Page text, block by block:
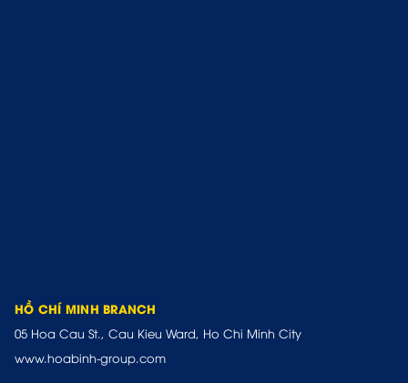
HỒ CHÍ MINH BRANCH
05 Hoa Cau St., Cau Kieu Ward, Ho Chi Minh City
www.hoabinh-group.com